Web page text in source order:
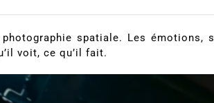
spatiale. Les émotions,
voit, ce qu’il fait.